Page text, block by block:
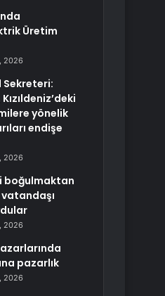
Üretim
2026
Sekreteri:
yönelik
endişe
2026
boğulmaktan
2026
pazarlık
2026